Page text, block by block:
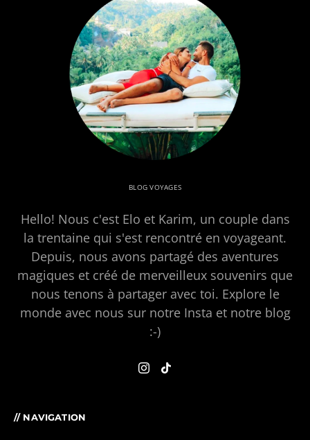
BLOG VOYAGES
Hello! Nous c'est Elo et Karim, un couple dans
la trentaine qui s'est rencontré en voyageant.
Depuis, nous avons partagé des aventures
magiques et créé de merveilleux souvenirs que
nous tenons à partager avec toi. Explore le
monde avec nous sur notre Insta et notre blog
:-)
// NAVIGATION